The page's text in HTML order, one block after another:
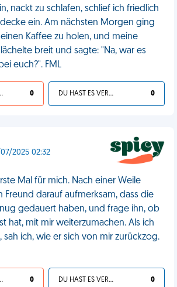
nackt zu schlafen, schlief ich friedlich
ein. Am nächsten Morgen ging
Kaffee zu holen, und meine
breit und sagte: "Na, war es
euch?". FML
IST SCHEISSE 0 DU HAST ES VERDIENT 0
2025 02:32
Mal für mich. Nach einer Weile
Freund darauf aufmerksam, dass die
gedauert haben, und frage ihn, ob
hat, mit mir weiterzumachen. Als ich
ich, wie er sich von mir zurückzog.
IST SCHEISSE 0 DU HAST ES VERDIENT 0